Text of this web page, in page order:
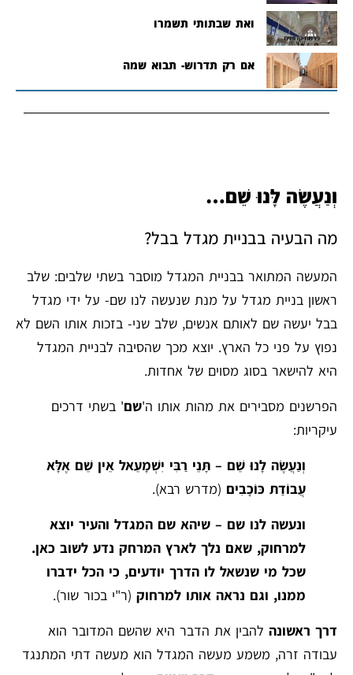
ואת שבתותי תשמרו
אם רק תדרוש- תבוא שמה
וְנַעֲשֶׂה לָּנוּ שֵׁם…
מה הבעיה בבניית מגדל בבל?
המעשה המתואר בבניית המגדל מוסבר בשתי שלבים: שלב
ראשון בניית מגדל על מנת שנעשה לנו שם- על ידי מגדל
בבל יעשה שם לאותם אנשים, שלב שני- בזכות אותו השם לא
נפוץ על פני כל הארץ. יוצא מכך שהסיבה לבניית המגדל
היא להישאר בסוג מסוים של אחדות.
הפרשנים מסבירים את מהות אותו ה'שם' בשתי דרכים
עיקריות:
וְנַעֲשֶׂה לָנוּ שֵׁם – תָּנֵי רַבִּי יִשְׁמָעֵאל אֵין שֵׁם אֶלָּא
עֲבוֹדַת כּוֹכָבִים (מדרש רבא).
ונעשה לנו שם – שיהא שם המגדל והעיר יוצא
למרחוק, שאם נלך לארץ המרחק נדע לשוב כאן.
שכל מי שנשאל לו הדרך יודעים, כי הכל ידברו
ממנו, וגם נראה אותו למרחוק (ר"י בכור שור).
דרך ראשונה להבין את הדבר היא שהשם המדובר הוא
עבודה זרה, משמע מעשה המגדל הוא מעשה דתי המתנגד